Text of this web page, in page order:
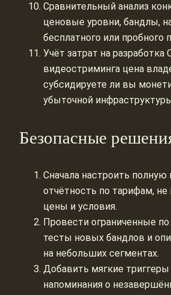
Сравнительный анализ
ценовые уровни, бандлы,
бесплатного или пробного
Учёт затрат на разработка
видеостриминга цена
субсидируете ли вы
убыточной
Безопасные
Сначала настроить полную
отчётность по тарифам,
цены и условия.
Провести ограниченные
тесты новых бандлов и
на небольших сегментах.
Добавить мягкие
напоминания о